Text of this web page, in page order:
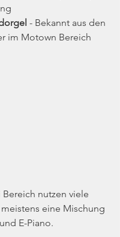
- Bekannt aus den
im Motown Bereich
nutzen viele
eine Mischung
E-Piano.